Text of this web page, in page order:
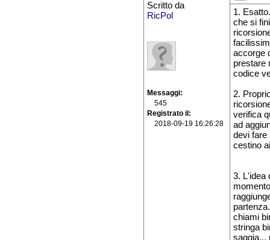
Scritto da
RicPol
Messaggi
545
Registrato il
2018-09-19 16:26:28
1.
che si
accorge
prestare
codice
2.
verifica
ad
devi fare
cestino
3. L'idea
chiami
stringa
saggia...